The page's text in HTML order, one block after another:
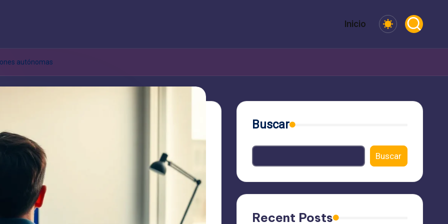
Inicio
autónomas
Buscar
Buscar
Recent Posts